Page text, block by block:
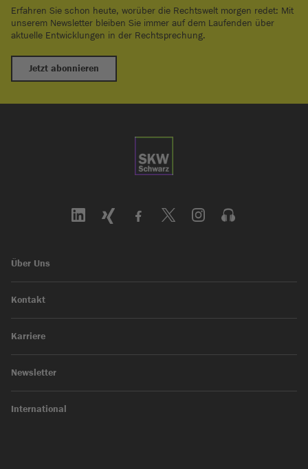
Erfahren Sie schon heute, worüber die Rechtswelt morgen redet: Mit
unserem Newsletter bleiben Sie immer auf dem Laufenden über
aktuelle Entwicklungen in der Rechtsprechung.
Jetzt abonnieren
Über Uns
Kontakt
Karriere
Newsletter
International